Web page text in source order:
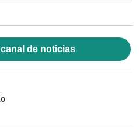
de noticias